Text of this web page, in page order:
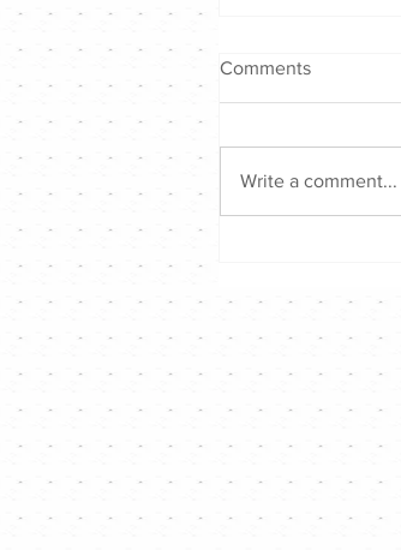
Comments
Write a comment...